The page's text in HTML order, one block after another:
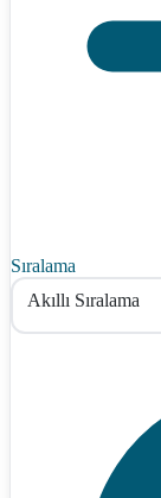
Sıralama
Akıllı Sıralama